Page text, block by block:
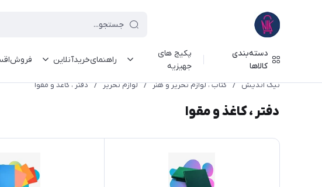
دسته‌بندی
کالاها
پکیج های
جهیزیه
راهنمای‌خرید‌آنلاین
نیک اندیش / کتاب ، لوازم تحریر و هنر / لوازم تحریر / دفتر ، کاغذ و مقوا
دفتر ، کاغذ و مقوا